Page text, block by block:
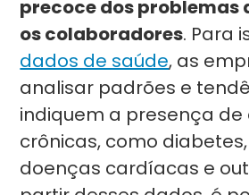
precoce dos problemas
os colaboradores. Para
dados de saúde, as
analisar padrões e
indiquem a presença de
crônicas, como
doenças cardíacas e